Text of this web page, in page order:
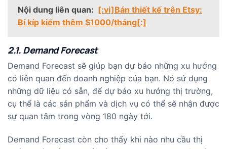
Nội dung liên quan: [:vi]Bán thiết kế trên Etsy:
Bí kíp kiếm thêm $1000/tháng[:]
2.1. Demand Forecast
Demand Forecast sẽ giúp bạn dự báo những xu hướng
có liên quan đến doanh nghiệp của bạn. Nó sử dụng
những dữ liệu có sẵn, để dự báo xu hướng thị trường,
cụ thể là các sản phẩm và dịch vụ có thể sẽ nhận được
sự quan tâm trong vòng 180 ngày tới.
Demand Forecast còn cho thấy khi nào nhu cầu thị